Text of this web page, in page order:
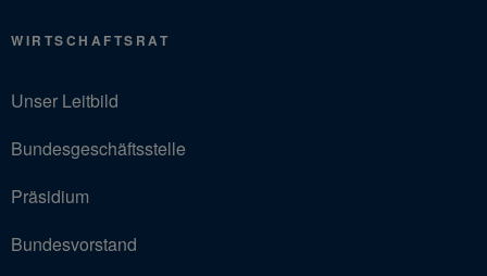
WIRTSCHAFTSRAT
Unser Leitbild
Bundesgeschäftsstelle
Präsidium
Bundesvorstand